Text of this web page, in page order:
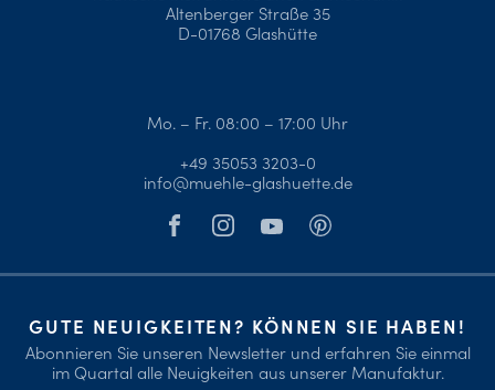
Mo. – Fr. 08:00 – 17:00 Uhr
+49 35053 3203-0
info@muehle-glashuette.de
Altenberger Straße 35
D-01768 Glashütte
GUTE NEUIGKEITEN? KÖNNEN SIE HABEN!
Abonnieren Sie unseren Newsletter und erfahren Sie einmal
im Quartal alle Neuigkeiten aus unserer Manufaktur.